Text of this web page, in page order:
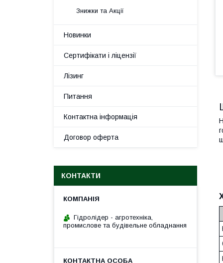
Знижки та Акції
Новинки
Сертифікати і ліцензії
Лізинг
Питання
Контактна інформація
Договор оферта
КОНТАКТИ
Гідролідер - агротехніка,
промислове та будівельне обладнання